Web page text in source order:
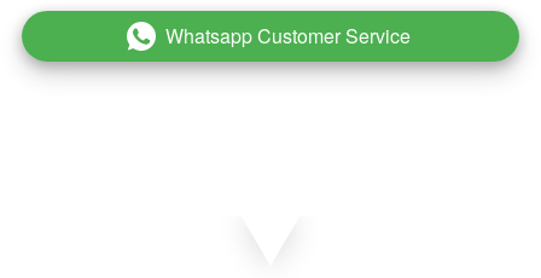
` Whatsapp Customer Service